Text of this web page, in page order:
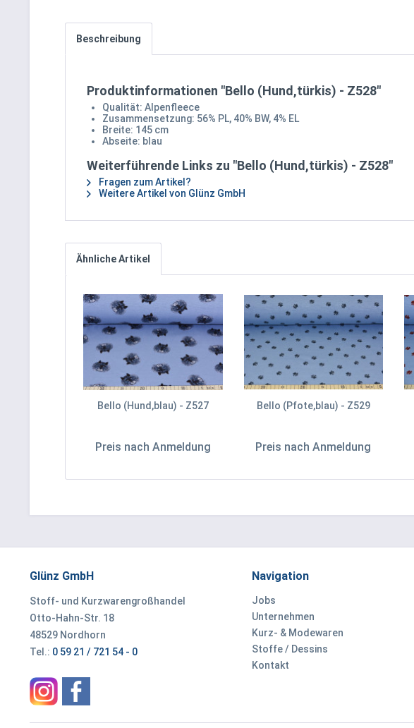
Beschreibung
Produktinformationen "Bello (Hund,türkis) - Z528"
Qualität: Alpenfleece
Zusammensetzung: 56% PL, 40% BW, 4% EL
Breite: 145 cm
Abseite: blau
Weiterführende Links zu "Bello (Hund,türkis) - Z528"
Fragen zum Artikel?
Weitere Artikel von Glünz GmbH
Ähnliche Artikel
Bello (Hund,blau) - Z527
Preis nach Anmeldung
Bello (Pfote,blau) - Z529
Preis nach Anmeldung
Glünz GmbH
Stoff- und Kurzwarengroßhandel
Otto-Hahn-Str. 18
48529 Nordhorn
Tel.: 0 59 21 / 721 54 - 0
Navigation
Jobs
Unternehmen
Kurz- & Modewaren
Stoffe / Dessins
Kontakt